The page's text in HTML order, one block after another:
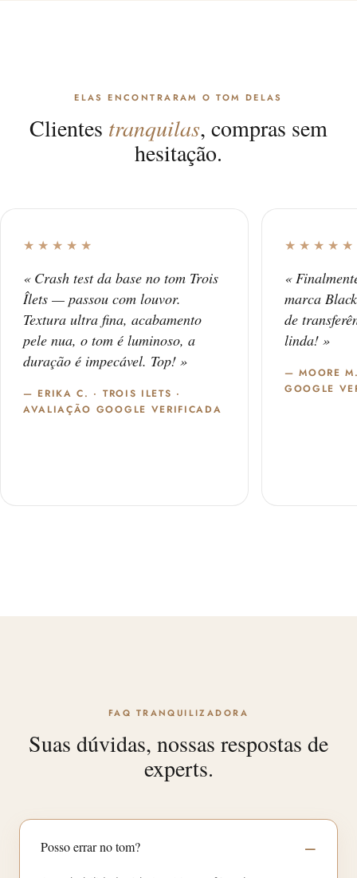
ELAS ENCONTRARAM O TOM DELAS
Clientes tranquilas, compras sem
hesitação.
★★★★★
« Crash test da base no tom Trois
Îlets — passou com louvor.
Textura ultra fina, acabamento
pele nua, o tom é luminoso, a
duração é impecável. Top! »
— ERIKA C. · TROIS ILETS ·
AVALIAÇÃO GOOGLE VERIFICADA
★★★★★
«
marca
de
linda! »
— MOORE
GOOGLE
FAQ TRANQUILIZADORA
Suas dúvidas, nossas respostas de
experts.
Posso errar no tom?